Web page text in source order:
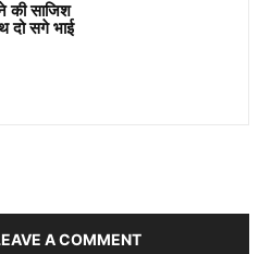
की साजिश
दो सगे भाई
A COMMENT